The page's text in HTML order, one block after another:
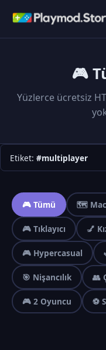
🎮
Yüzlerce ücretsiz
Etiket: #multiplayer
🎮 Tümü 🗺️
🎮 Tıklayıcı 💅
🎮 Hypercasual
🎯 Nişancılık 👥
🎮 2 Oyuncu ⚽